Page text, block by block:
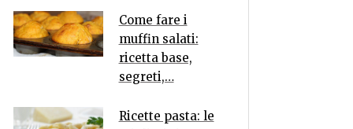
Come fare i
muffin salati:
ricetta base,
segreti,…
Ricette pasta: le